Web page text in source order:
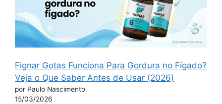
Fignar Gotas Funciona Para Gordura no Fígado?
Veja o Que Saber Antes de Usar (2026)
por Paulo Nascimento
15/03/2026